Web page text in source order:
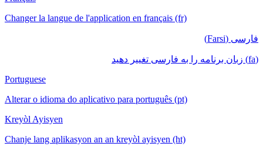
Changer la langue de l'application en français (fr)
فارسی (Farsi)
(fa) زبان برنامه را به فارسی تغییر دهید
Portuguese
Alterar o idioma do aplicativo para português (pt)
Kreyòl Ayisyen
Chanje lang aplikasyon an an kreyòl ayisyen (ht)